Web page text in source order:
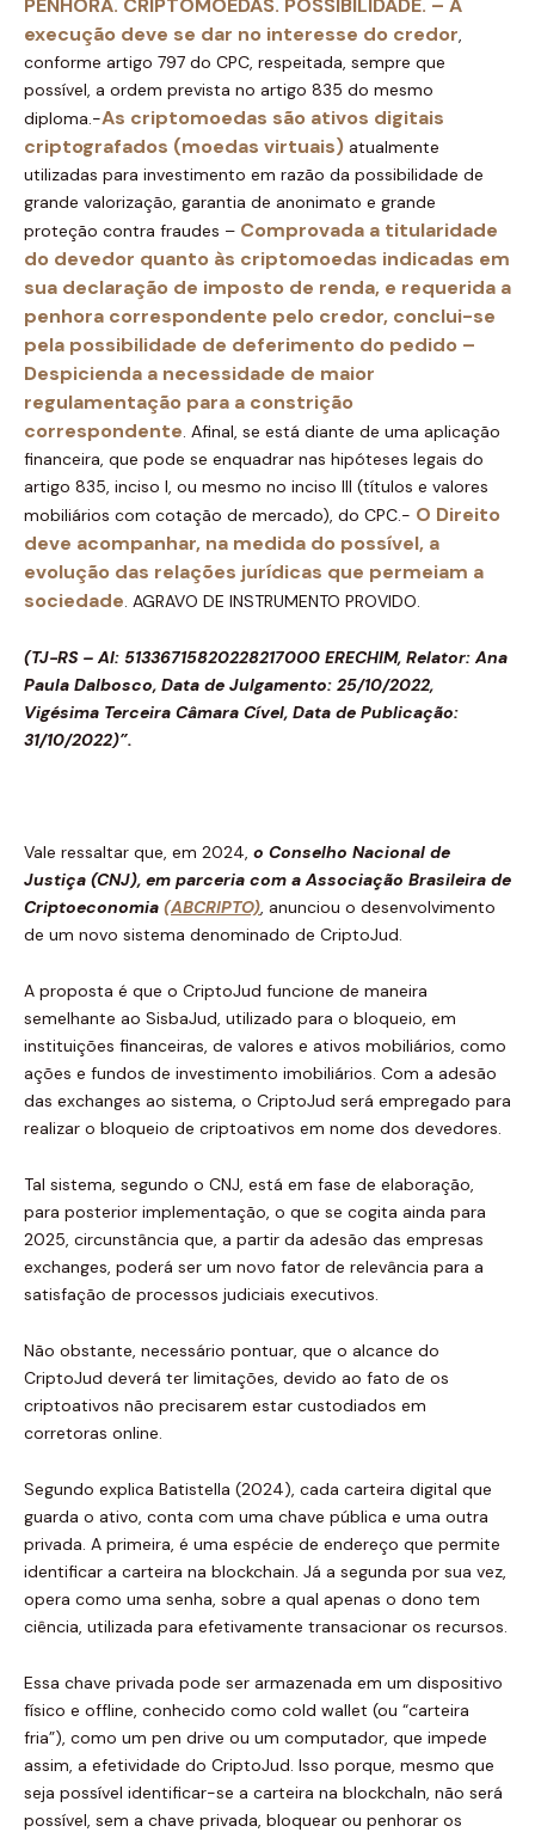
PENHORA. CRIPTOMOEDAS. POSSIBILIDADE. – A
execução deve se dar no interesse do credor,
conforme artigo 797 do CPC, respeitada, sempre que
possível, a ordem prevista no artigo 835 do mesmo
diploma.-As criptomoedas são ativos digitais
criptografados (moedas virtuais) atualmente
utilizadas para investimento em razão da possibilidade de
grande valorização, garantia de anonimato e grande
proteção contra fraudes – Comprovada a titularidade
do devedor quanto às criptomoedas indicadas em
sua declaração de imposto de renda, e requerida a
penhora correspondente pelo credor, conclui-se
pela possibilidade de deferimento do pedido –
Despicienda a necessidade de maior
regulamentação para a constrição
correspondente. Afinal, se está diante de uma aplicação
financeira, que pode se enquadrar nas hipóteses legais do
artigo 835, inciso I, ou mesmo no inciso III (títulos e valores
mobiliários com cotação de mercado), do CPC.- O Direito
deve acompanhar, na medida do possível, a
evolução das relações jurídicas que permeiam a
sociedade. AGRAVO DE INSTRUMENTO PROVIDO.
(TJ-RS – AI: 51336715820228217000 ERECHIM, Relator: Ana
Paula Dalbosco, Data de Julgamento: 25/10/2022,
Vigésima Terceira Câmara Cível, Data de Publicação:
31/10/2022)”.
Vale ressaltar que, em 2024, o Conselho Nacional de
Justiça (CNJ), em parceria com a Associação Brasileira de
Criptoeconomia (ABCRIPTO), anunciou o desenvolvimento
de um novo sistema denominado de CriptoJud.
A proposta é que o CriptoJud funcione de maneira
semelhante ao SisbaJud, utilizado para o bloqueio, em
instituições financeiras, de valores e ativos mobiliários, como
ações e fundos de investimento imobiliários. Com a adesão
das exchanges ao sistema, o CriptoJud será empregado para
realizar o bloqueio de criptoativos em nome dos devedores.
Tal sistema, segundo o CNJ, está em fase de elaboração,
para posterior implementação, o que se cogita ainda para
2025, circunstância que, a partir da adesão das empresas
exchanges, poderá ser um novo fator de relevância para a
satisfação de processos judiciais executivos.
Não obstante, necessário pontuar, que o alcance do
CriptoJud deverá ter limitações, devido ao fato de os
criptoativos não precisarem estar custodiados em
corretoras online.
Segundo explica Batistella (2024), cada carteira digital que
guarda o ativo, conta com uma chave pública e uma outra
privada. A primeira, é uma espécie de endereço que permite
identificar a carteira na blockchain. Já a segunda por sua vez,
opera como uma senha, sobre a qual apenas o dono tem
ciência, utilizada para efetivamente transacionar os recursos.
Essa chave privada pode ser armazenada em um dispositivo
físico e offline, conhecido como cold wallet (ou “carteira
fria”), como um pen drive ou um computador, que impede
assim, a efetividade do CriptoJud. Isso porque, mesmo que
seja possível identificar-se a carteira na blockchaIn, não será
possível, sem a chave privada, bloquear ou penhorar os